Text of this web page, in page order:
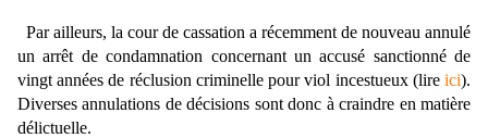
Par ailleurs, la cour de cassation a récemment de nouveau annulé
un arrêt de condamnation concernant un accusé sanctionné de
vingt années de réclusion criminelle pour viol incestueux (lire ici).
Diverses annulations de décisions sont donc à craindre en matière
délictuelle.